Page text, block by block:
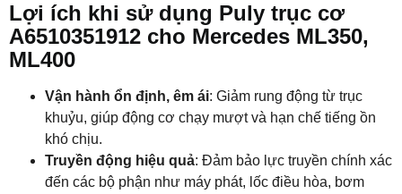
Lợi ích khi sử dụng Puly trục cơ
A6510351912 cho Mercedes ML350,
ML400
Vận hành ổn định, êm ái: Giảm rung động từ trục
khuỷu, giúp động cơ chạy mượt và hạn chế tiếng ồn
khó chịu.
Truyền động hiệu quả: Đảm bảo lực truyền chính xác
đến các bộ phận như máy phát, lốc điều hòa, bơm